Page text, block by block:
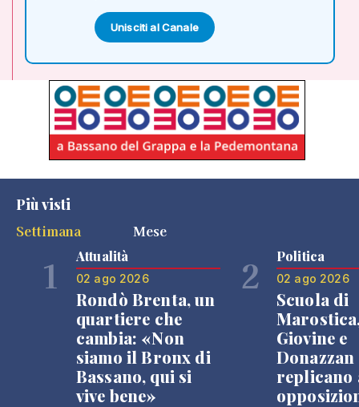
Unisciti al Canale
Più visti
Settimana
Mese
1 Attualità
02 ago 2026
Rondò Brenta, un
quartiere che
cambia: «Non
siamo il Bronx di
Bassano, qui si
vive bene»
2 Politica
02 ago 2026
Scuola di
Giovine e
Donazzan
replicano